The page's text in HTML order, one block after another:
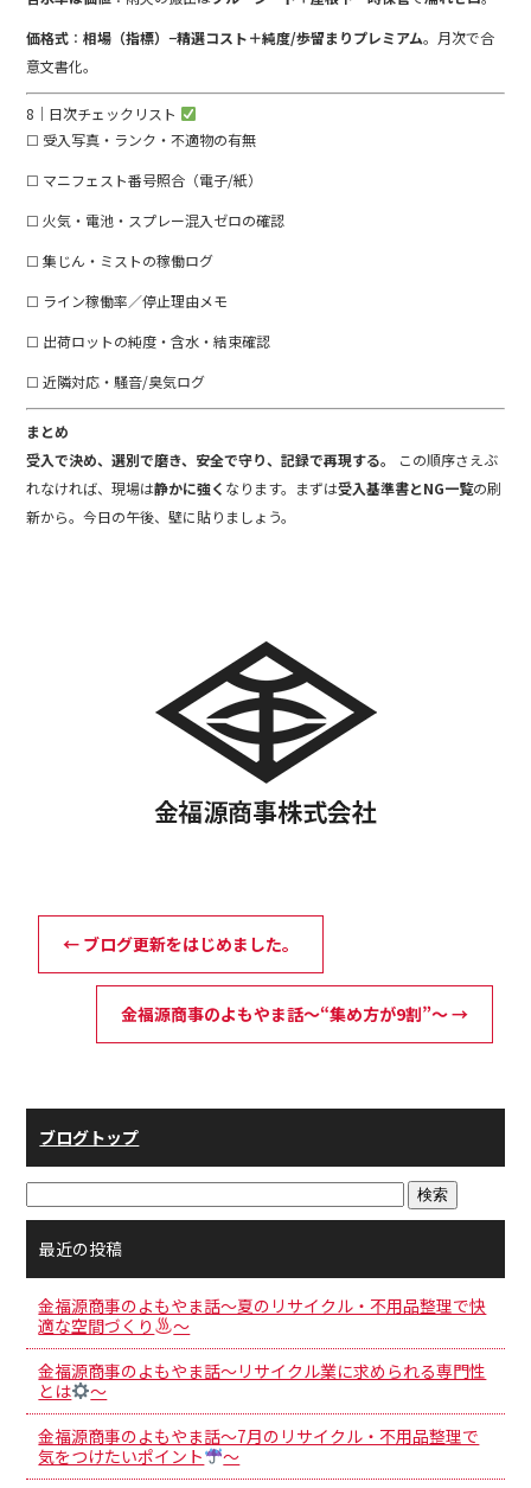
価格式 ：相場（指標）−精選コスト＋純度/歩留まりプレミアム。月次で合
意文書化。
8｜日次チェックリスト
☐ 受入写真・ランク・不適物の有無
☐ マニフェスト番号照合（電子/紙）
☐ 火気・電池・スプレー混入ゼロの確認
☐ 集じん・ミストの稼働ログ
☐ ライン稼働率／停止理由メモ
☐ 出荷ロットの純度・含水・結束確認
☐ 近隣対応・騒音/臭気ログ
まとめ
受入で決め、選別で磨き、安全で守り、記録で再現する。
この順序さえぶ
れなければ、現場は静かに強く なります。まずは受入基準書とNG一覧の刷
新から。今日の午後、壁に貼りましょう。
← ブログ更新をはじめました。
金福源商事のよもやま話～“集め方が9割”～→
ブログトップ
最近の投稿
金福源商事のよもやま話～夏のリサイクル・不用品整理で快
適な空間づくり
～
金福源商事のよもやま話～リサイクル業に求められる専門性
とは
～
金福源商事のよもやま話～7月のリサイクル・不用品整理で
気をつけたいポイント
～